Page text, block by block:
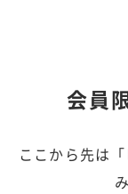
会員
ここから先は